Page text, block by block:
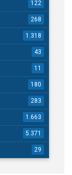
122
268
1.318
43
11
180
283
1.663
5.371
29